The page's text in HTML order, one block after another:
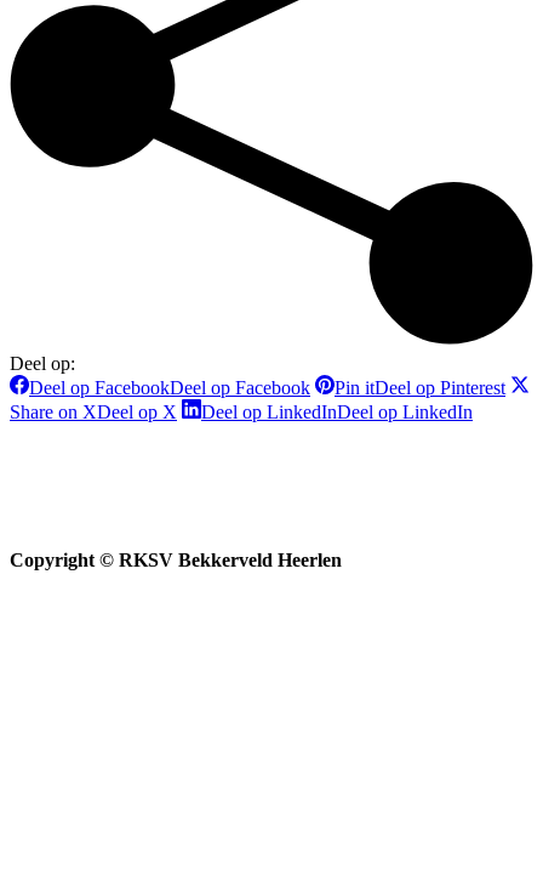
Deel op:
Deel op FacebookDeel op Facebook Pin itDeel op Pinterest
Share on XDeel op X Deel op LinkedInDeel op LinkedIn
Copyright © RKSV Bekkerveld Heerlen